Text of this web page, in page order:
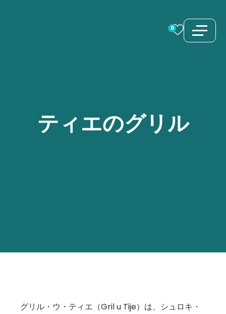
0
ティエのグリル
グリル・ウ・ティエ（Gril u Tije）は、シュロキ・